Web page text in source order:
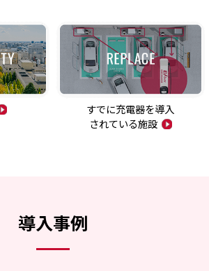
すでに充電器を導入
されている施設
導入事例